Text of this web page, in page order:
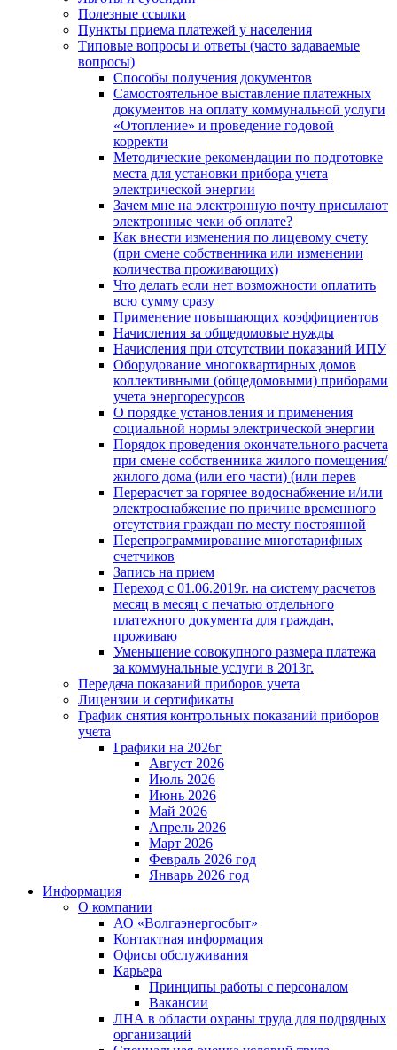
Полезные ссылки
Пункты приема платежей у населения
Типовые вопросы и ответы (часто задаваемые
вопросы)
Способы получения документов
Самостоятельное выставление платежных
документов на оплату коммунальной услуги
«Отопление» и проведение годовой
корректи
Методические рекомендации по подготовке
места для установки прибора учета
электрической энергии
Зачем мне на электронную почту присылают
электронные чеки об оплате?
Как внести изменения по лицевому счету
(при смене собственника или изменении
количества проживающих)
Что делать если нет возможности оплатить
всю сумму сразу
Применение повышающих коэффициентов
Начисления за общедомовые нужды
Начисления при отсутствии показаний ИПУ
Оборудование многоквартирных домов
коллективными (общедомовыми) приборами
учета энергоресурсов
О порядке установления и применения
социальной нормы электрической энергии
Порядок проведения окончательного расчета
при смене собственника жилого помещения/
жилого дома (или его части) (или перев
Перерасчет за горячее водоснабжение и/или
электроснабжение по причине временного
отсутствия граждан по месту постоянной
Перепрограммирование многотарифных
счетчиков
Запись на прием
Переход с 01.06.2019г. на систему расчетов
месяц в месяц с печатью отдельного
платежного документа для граждан,
проживаю
Уменьшение совокупного размера платежа
за коммунальные услуги в 2013г.
Передача показаний приборов учета
Лицензии и сертификаты
График снятия контрольных показаний приборов
учета
Графики на 2026г
Август 2026
Июль 2026
Июнь 2026
Май 2026
Апрель 2026
Март 2026
Февраль 2026 год
Январь 2026 год
Информация
О компании
АО «Волгаэнергосбыт»
Контактная информация
Офисы обслуживания
Карьера
Принципы работы с персоналом
Вакансии
ЛНА в области охраны труда для подрядных
организаций